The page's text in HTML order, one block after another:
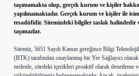
taşımamakta olup, gerçek kurum ve kişiler
yapılmamaktadır. Gerçek kurum ve kişiler ile
tesadüfidir. Sitemizdeki bilgiler taslak halindedir
taşımazlar.
Sitemiz, 5651 Sayılı Kanun gereğince Bilgi
(BTK) tarafından onaylanmış bir Yer Sağlayıcı
nedenle, sitedeki içerikleri proaktif olarak denetleme